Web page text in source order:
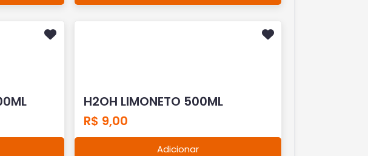
H2OH LIMONETO 500ML
R$ 9,00
Adicionar